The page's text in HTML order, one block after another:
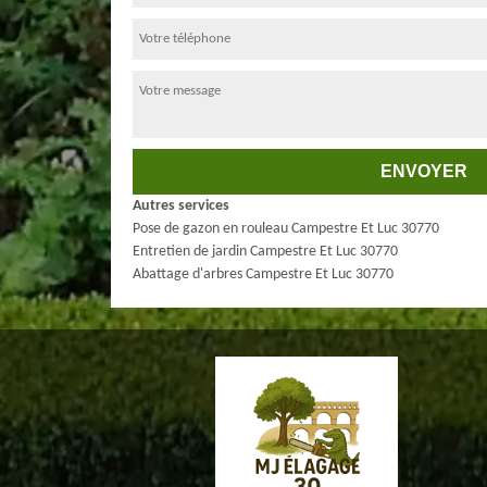
Autres services
Pose de gazon en rouleau Campestre Et Luc 30770
Entretien de jardin Campestre Et Luc 30770
Abattage d'arbres Campestre Et Luc 30770